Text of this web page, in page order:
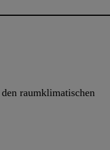
raumklimatischen